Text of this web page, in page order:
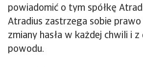
powiadomić o tym spółkę
Atradius zastrzega sobie prawo
zmiany hasła w każdej chwili i
powodu.